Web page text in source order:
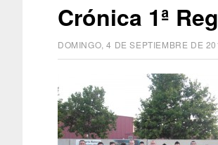
Crónica 1ª
DOMINGO, 4 DE SEPTIEMBRE DE